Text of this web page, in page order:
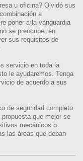
u oficina? Olvidó sus
a
poner a la vanguardia
se preocupe, en
sus requisitos de
servicio en toda la
le ayudaremos. Tenga
de acuerdo a sus
de seguridad completo
que mejor se
mecánicos o
las áreas que deban